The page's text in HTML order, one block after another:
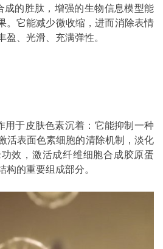
成的胜肽，增强的生物信息模型能
。它能减少微收缩，进而消除表情
盈、光滑、充满弹性。
用于皮肤色素沉着：它能抑制一种
活表面色素细胞的清除机制，淡化
效，激活成纤维细胞合成胶原蛋
构的重要组成部分。